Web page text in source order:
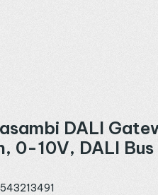
DALI
0-10V, DALI